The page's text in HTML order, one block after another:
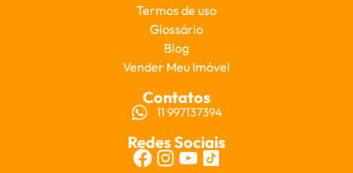
Termos de uso
Glossário
Blog
Vender Meu Imóvel
Contatos
11 997137394
Redes Sociais